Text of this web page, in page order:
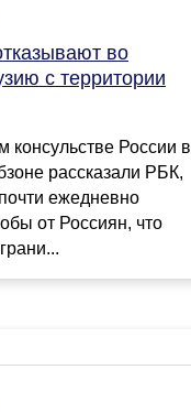
во
с территории
консульстве России в
рассказали РБК,
ежедневно
от Россиян, что